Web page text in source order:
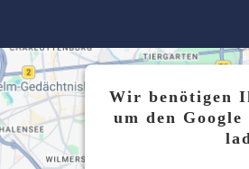
Wir benötigen
um den